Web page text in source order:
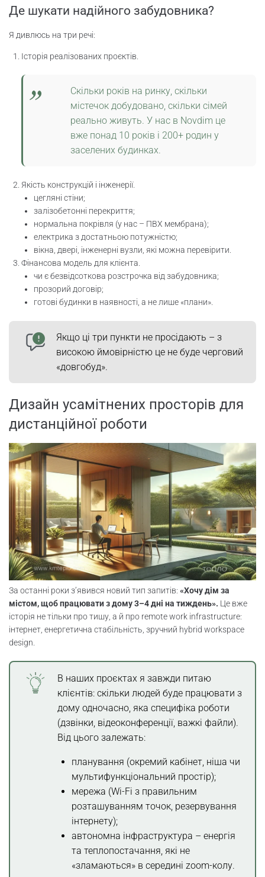
Де шукати надійного забудовника?
Я дивлюсь на три речі:
Історія реалізованих проєктів.
Скільки років на ринку, скільки
містечок добудовано, скільки сімей
реально живуть. У нас в Novdim це
вже понад 10 років і 200+ родин у
заселених будинках.
Якість конструкцій і інженерії.
цегляні стіни;
залізобетонні перекриття;
нормальна покрівля (у нас – ПВХ мембрана);
електрика з достатньою потужністю;
вікна, двері, інженерні вузли, які можна перевірити.
Фінансова модель для клієнта.
чи є безвідсоткова розстрочка від забудовника;
прозорий договір;
готові будинки в наявності, а не лише «плани».
Якщо ці три пункти не просідають – з
високою ймовірністю це не буде черговий
«довгобуд».
Дизайн усамітнених просторів для
дистанційної роботи
За останні роки з’явився новий тип запитів: «Хочу дім за
містом, щоб працювати з дому 3–4 дні на тиждень». Це вже
історія не тільки про тишу, а й про remote work infrastructure:
інтернет, енергетична стабільність, зручний hybrid workspace
design.
В наших проєктах я завжди питаю
клієнтів: скільки людей буде працювати з
дому одночасно, яка специфіка роботи
(дзвінки, відеоконференції, важкі файли).
Від цього залежать:
планування (окремий кабінет, ніша чи
мультифункціональний простір);
мережа (Wi-Fi з правильним
розташуванням точок, резервування
інтернету);
автономна інфраструктура – енергія
та теплопостачання, які не
«зламаються» в середині zoom-колу.